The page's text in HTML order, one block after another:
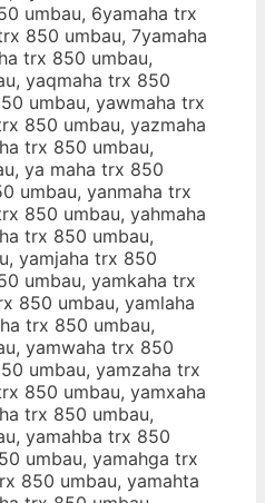
umbau, 6yamaha trx
850 umbau, 7yamaha
trx 850 umbau,
yaqmaha trx 850
umbau, yawmaha trx
850 umbau, yazmaha
trx 850 umbau,
ya maha trx 850
umbau, yanmaha trx
850 umbau, yahmaha
trx 850 umbau,
yamjaha trx 850
umbau, yamkaha trx
850 umbau, yamlaha
trx 850 umbau,
yamwaha trx 850
umbau, yamzaha trx
850 umbau, yamxaha
trx 850 umbau,
yamahba trx 850
umbau, yamahga trx
850 umbau, yamahta